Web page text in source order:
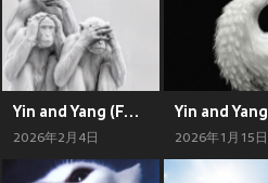
Yin and Yang (FANXY CHILD Ver.)
2026年2月4日
Yin and Yang
2026年1月15日